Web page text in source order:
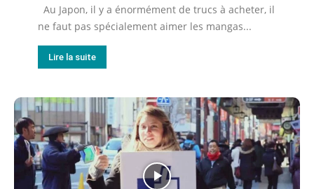
Au Japon, il y a énormément de trucs à acheter, il
ne faut pas spécialement aimer les mangas...
Lire la suite